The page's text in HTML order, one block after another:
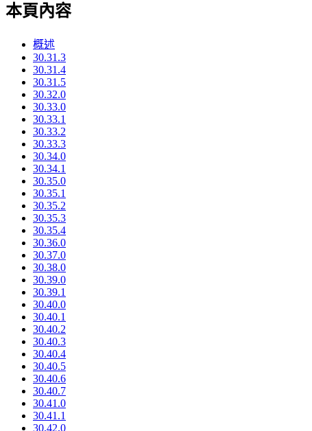
本頁內容
概述
30.31.3
30.31.4
30.31.5
30.32.0
30.33.0
30.33.1
30.33.2
30.33.3
30.34.0
30.34.1
30.35.0
30.35.1
30.35.2
30.35.3
30.35.4
30.36.0
30.37.0
30.38.0
30.39.0
30.39.1
30.40.0
30.40.1
30.40.2
30.40.3
30.40.4
30.40.5
30.40.6
30.40.7
30.41.0
30.41.1
30.42.0